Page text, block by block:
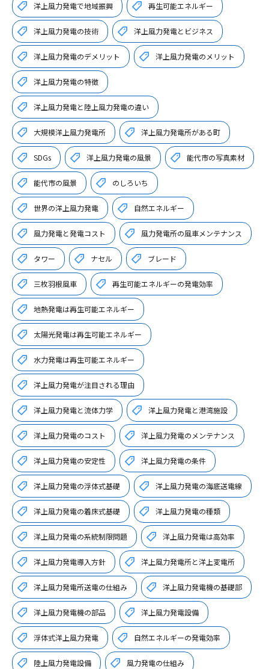
洋上風力発電で地域振興 再生可能エネルギー
洋上風力発電の技術 洋上風力発電とビジネス
洋上風力発電のデメリット 洋上風力発電のメリット
洋上風力発電の特徴
洋上風力発電と陸上風力発電の違い
大規模洋上風力発電所 洋上風力発電所がある町
SDGs 洋上風力発電の風景 能代市の写真素材
能代市の風景 のしろいち
世界の洋上風力発電 自然エネルギー
風力発電と発電コスト 風力発電所の風車メンテナンス
タワー ナセル ブレード
三枚羽根風車 再生可能エネルギーの発電効率
地熱発電は再生可能エネルギー
太陽光発電は再生可能エネルギー
水力発電は再生可能エネルギー
洋上風力発電が注目される理由
洋上風力発電と流体力学 洋上風力発電と港湾施設
洋上風力発電のコスト 洋上風力発電のメンテナンス
洋上風力発電の安定性 洋上風力発電の条件
洋上風力発電の浮体式基礎 洋上風力発電の海底送電線
洋上風力発電の着床式基礎 洋上風力発電の種類
洋上風力発電の系統制限問題 洋上風力発電は高効率
洋上風力発電導入方針 洋上風力発電所と洋上変電所
洋上風力発電所送電の仕組み 洋上風力発電機の基礎部
洋上風力発電機の部品 洋上風力発電設備
浮体式洋上風力発電 自然エネルギーの発電効率
陸上風力発電設備 風力発電の仕組み